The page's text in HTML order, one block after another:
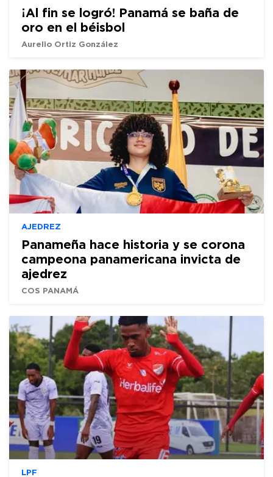
¡Al fin se logró! Panamá se baña de
oro en el béisbol
Aurelio Ortiz González
AJEDREZ
Panameña hace historia y se corona
campeona panamericana invicta de
ajedrez
COS PANAMÁ
LPF